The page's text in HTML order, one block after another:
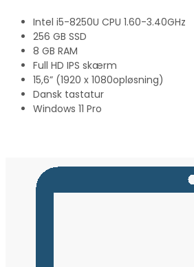
Intel i5-8250U CPU 1.60-3.40GHz
256 GB SSD
8 GB RAM
Full HD IPS skærm
15,6” (1920 x 1080opløsning)
Dansk tastatur
Windows 11 Pro